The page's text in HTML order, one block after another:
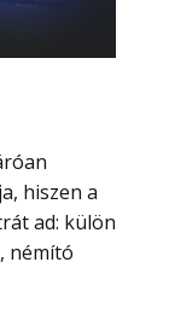
hiszen a
ad: külön
némító